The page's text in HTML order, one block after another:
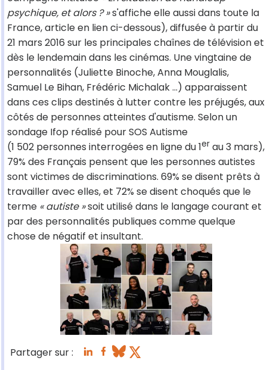
psychique, et alors ? »s'affiche elle aussi dans toute la
France, article en lien ci-dessous), diffusée à partir du
21 mars 2016 sur les principales chaînes de télévision et
dès le lendemain dans les cinémas. Une vingtaine de
personnalités (Juliette Binoche, Anna Mouglalis,
Samuel Le Bihan, Frédéric Michalak ...) apparaissent
dans ces clips destinés à lutter contre les préjugés, aux
côtés de personnes atteintes d'autisme. Selon un
sondage Ifop réalisé pour SOS Autisme
(1 502 personnes interrogées en ligne du 1er au 3 mars),
79% des Français pensent que les personnes autistes
sont victimes de discriminations. 69% se disent prêts à
travailler avec elles, et 72% se disent choqués que le
terme « autiste »soit utilisé dans le langage courant et
par des personnalités publiques comme quelque
chose de négatif et insultant.
Partager sur :